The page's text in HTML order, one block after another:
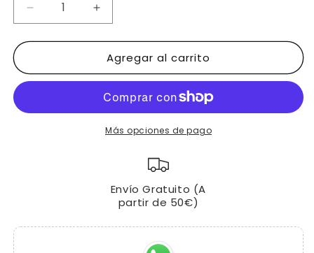
Reducir
cantidad
para
Mini
York
Aumentar
cantidad
para
Kryptonite
Mini
New
York
Liberty
Agregar al carrito
Más opciones de pago
Envío Gratuito (A
partir de 50€)